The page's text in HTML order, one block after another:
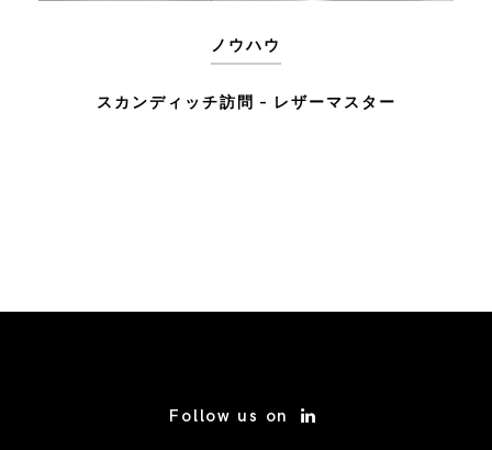
ノウハウ
スカンディッチ訪問 – レザーマスター
Follow us on